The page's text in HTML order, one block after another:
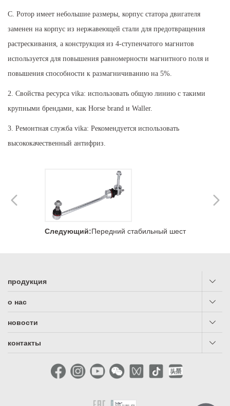
C. Ротор имеет небольшие размеры, корпус статора двигателя
заменен на корпус из нержавеющей стали для предотвращения
растрескивания, а конструкция из 4-ступенчатого магнитов
используется для повышения равномерности магнитного поля и
повышения способности к размагничиванию на 5%.
2. Свойства ресурса vika: использовать общую линию с такими
крупными брендами, как Horse brand и Waller.
3. Ремонтная служба vika: Рекомендуется использовать
высококачественный антифриз.
Следующий:Передний стабильный шест
продукция
о нас
новости
контакты